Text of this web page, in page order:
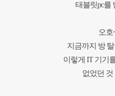
태블릿pc를
오호
지금까지 방
이렇게 IT기기
없었던 것